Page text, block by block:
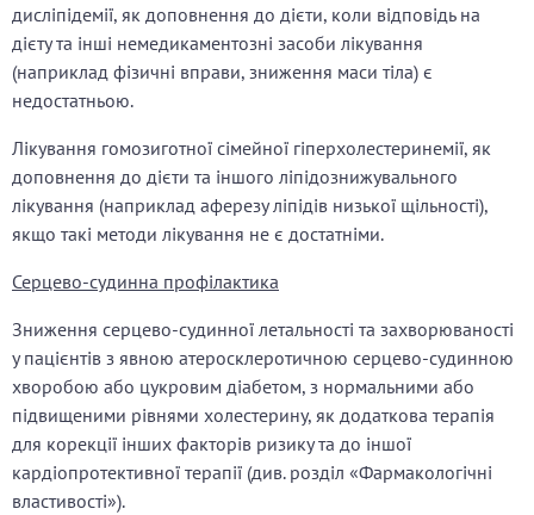
дисліпідемії, як доповнення до дієти, коли відповідь на
дієту та інші немедикаментозні засоби лікування
(наприклад фізичні вправи, зниження маси тіла) є
недостатньою.
Лікування гомозиготної сімейної гіперхолестеринемії, як
доповнення до дієти та іншого ліпідознижувального
лікування (наприклад аферезу ліпідів низької щільності),
якщо такі методи лікування не є достатніми.
Серцево-судинна профілактика
Зниження серцево-судинної летальності та захворюваності
у пацієнтів з явною атеросклеротичною серцево-судинною
хворобою або цукровим діабетом, з нормальними або
підвищеними рівнями холестерину, як додаткова терапія
для корекції інших факторів ризику та до іншої
кардіопротективної терапії (див. розділ «Фармакологічні
властивості»).